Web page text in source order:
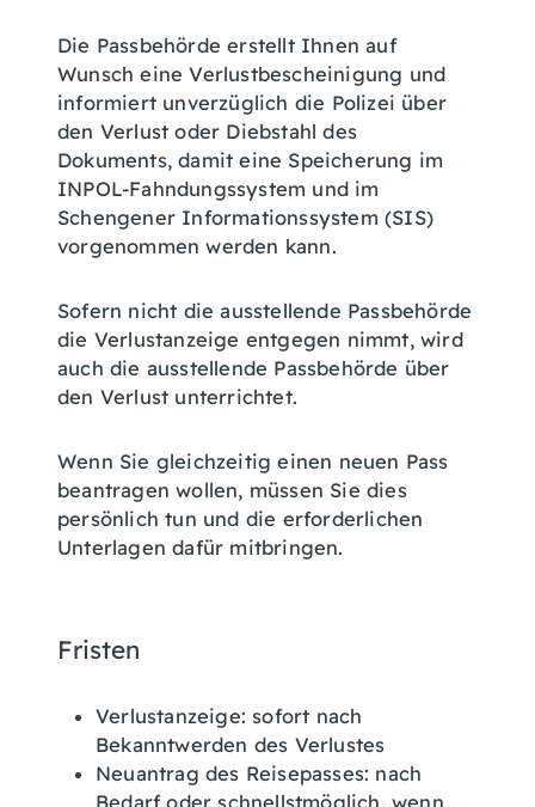
Die Passbehörde erstellt Ihnen auf
Wunsch eine Verlustbescheinigung und
informiert unverzüglich die Polizei über
den Verlust oder Diebstahl des
Dokuments, damit eine Speicherung im
INPOL-Fahndungssystem und im
Schengener Informationssystem (SIS)
vorgenommen werden kann.
Sofern nicht die ausstellende Passbehörde
die Verlustanzeige entgegen nimmt, wird
auch die ausstellende Passbehörde über
den Verlust unterrichtet.
Wenn Sie gleichzeitig einen neuen Pass
beantragen wollen, müssen Sie dies
persönlich tun und die erforderlichen
Unterlagen dafür mitbringen.
Fristen
Verlustanzeige: sofort nach
Bekanntwerden des Verlustes
Neuantrag des Reisepasses: nach
Bedarf oder schnellstmöglich, wenn